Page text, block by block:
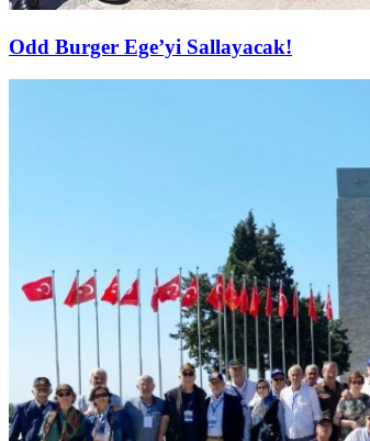
Odd Burger Ege’yi Sallayacak!